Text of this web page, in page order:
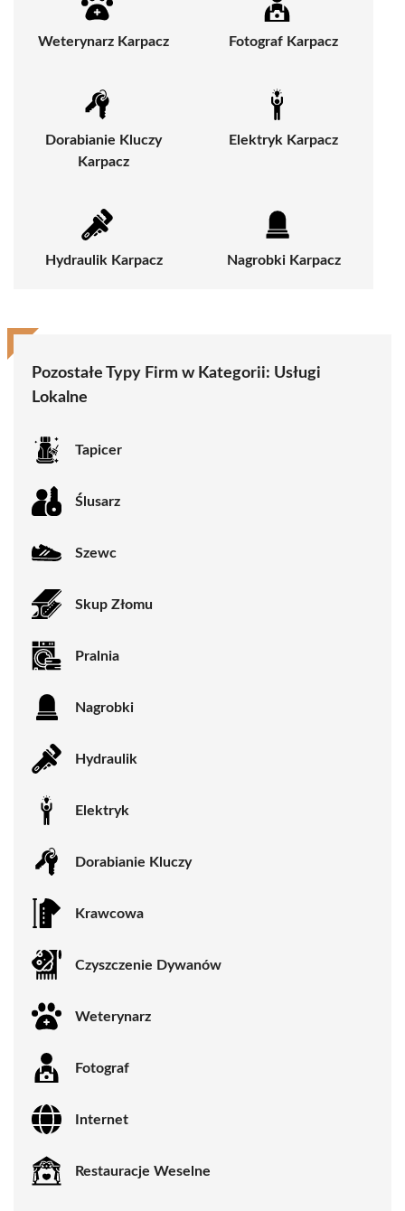
Weterynarz Karpacz Fotograf Karpacz
Dorabianie Kluczy
Karpacz
Elektryk Karpacz
Hydraulik Karpacz Nagrobki Karpacz
Pozostałe Typy Firm w Kategorii: Usługi
Lokalne
Tapicer
Ślusarz
Szewc
Skup Złomu
Pralnia
Nagrobki
Hydraulik
Elektryk
Dorabianie Kluczy
Krawcowa
Czyszczenie Dywanów
Weterynarz
Fotograf
Internet
Restauracje Weselne